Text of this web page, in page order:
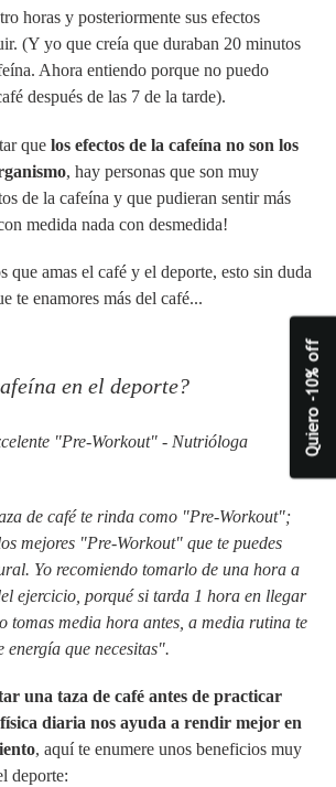
horas y posteriormente sus efectos
(Y yo que creía que duraban 20 minutos
Ahora entiendo porque no puedo
después de las 7 de la tarde).
que los efectos de la cafeína no son los
, hay personas que son muy
de la cafeína y que pudieran sentir más
medida nada con desmedida!
que amas el café y el deporte, esto sin duda
te enamores más del café...
en el deporte?
"Pre-Workout" - Nutrióloga
de café te rinda como "Pre-Workout";
mejores "Pre-Workout" que te puedes
Yo recomiendo tomarlo de una hora a
ejercicio, porqué si tarda 1 hora en llegar
tomas media hora antes, a media rutina te
energía que necesitas".
una taza de café antes de practicar
diaria nos ayuda a rendir mejor en
, aquí te enumere unos beneficios muy
deporte:
Quiero -10% off